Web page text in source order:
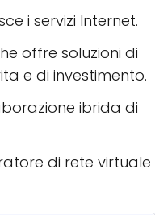
i servizi Internet.
offre soluzioni di
e di investimento.
ibrida di
di rete virtuale